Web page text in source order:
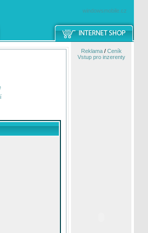
windowsmobile.cz
Reklama/ Ceník
Vstup pro inzerenty